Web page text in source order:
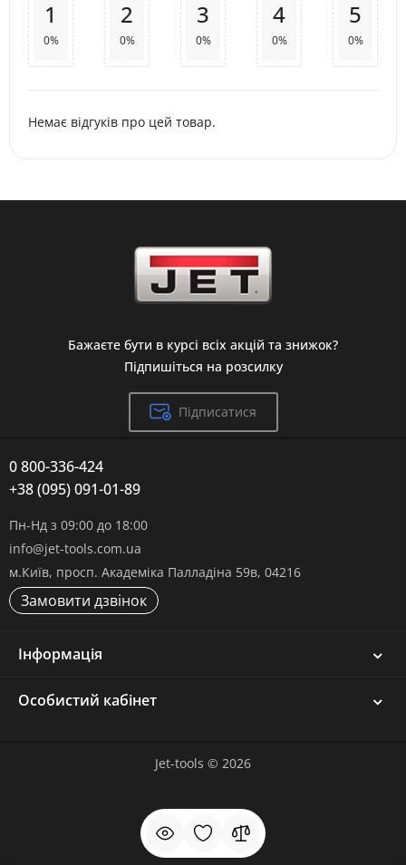
1
0%
2
0%
3
0%
4
0%
5
0%
Немає відгуків про цей товар.
Бажаєте бути в курсі всіх акцій та знижок?
Підпишіться на розсилку
Підписатися
0 800-336-424
+38 (095) 091-01-89
Пн-Нд з 09:00 до 18:00
info@jet-tools.com.ua
м.Київ, просп. Академіка Палладіна 59в, 04216
Замовити дзвінок
Інформація
Особистий кабінет
Jet-tools © 2026